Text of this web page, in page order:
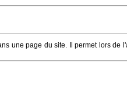
une page du site. Il permet lors de